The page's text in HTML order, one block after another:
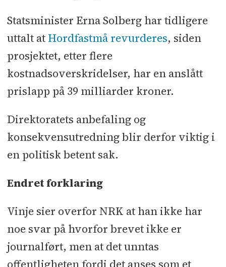
Statsminister Erna Solberg har tidligere
uttalt at Hordfastmå revurderes, siden
prosjektet, etter flere
kostnadsoverskridelser, har en anslått
prislapp på 39 milliarder kroner.
Direktoratets anbefaling og
konsekvensutredning blir derfor viktig i
en politisk betent sak.
Endret forklaring
Vinje sier overfor NRK at han ikke har
noe svar på hvorfor brevet ikke er
journalført, men at det unntas